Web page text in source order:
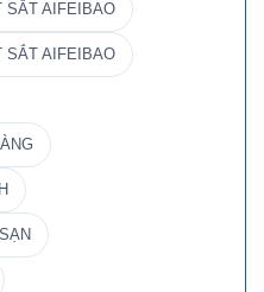
SẮT AIFEIBAO
SẮT AIFEIBAO